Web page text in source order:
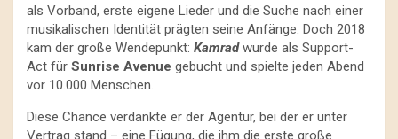
als Vorband, erste eigene Lieder und die Suche nach einer
musikalischen Identität prägten seine Anfänge. Doch 2018
kam der große Wendepunkt: Kamradwurde als Support-
Act für Sunrise Avenue gebucht und spielte jeden Abend
vor 10.000 Menschen.
Diese Chance verdankte er der Agentur, bei der er unter
Vertrag stand – eine Fügung, die ihm die erste große